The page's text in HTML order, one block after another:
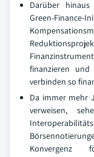
Darüber
Green-
finanzieren und
verbinden so
Da immer mehr
verweisen,
Konvergenz